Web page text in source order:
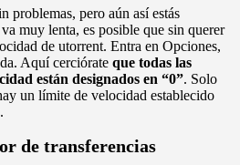
problemas, pero aún así estás
muy lenta, es posible que sin querer
de utorrent. Entra en Opciones,
Aquí cerciórate que todas las
están designados en “0”. Solo
un límite de velocidad establecido
de transferencias